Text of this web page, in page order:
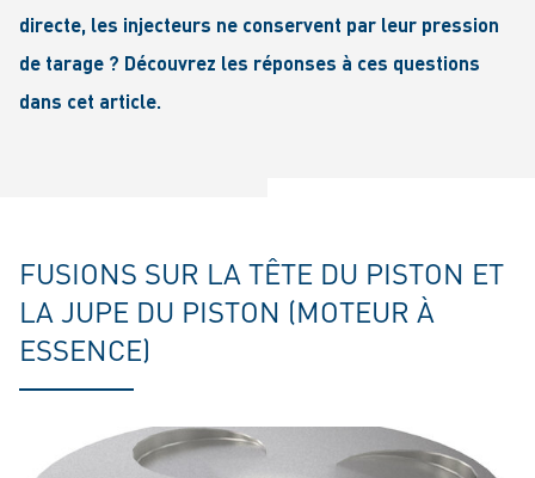
directe, les injecteurs ne conservent par leur pression
de tarage ? Découvrez les réponses à ces questions
dans cet article.
FUSIONS SUR LA TÊTE DU PISTON ET
LA JUPE DU PISTON (MOTEUR À
ESSENCE)